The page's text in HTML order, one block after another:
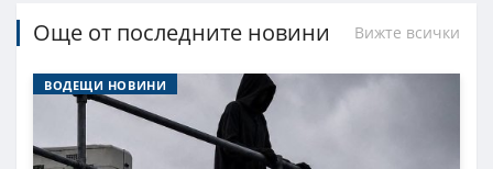
Още от последните новини Вижте всички
ВОДЕЩИ НОВИНИ